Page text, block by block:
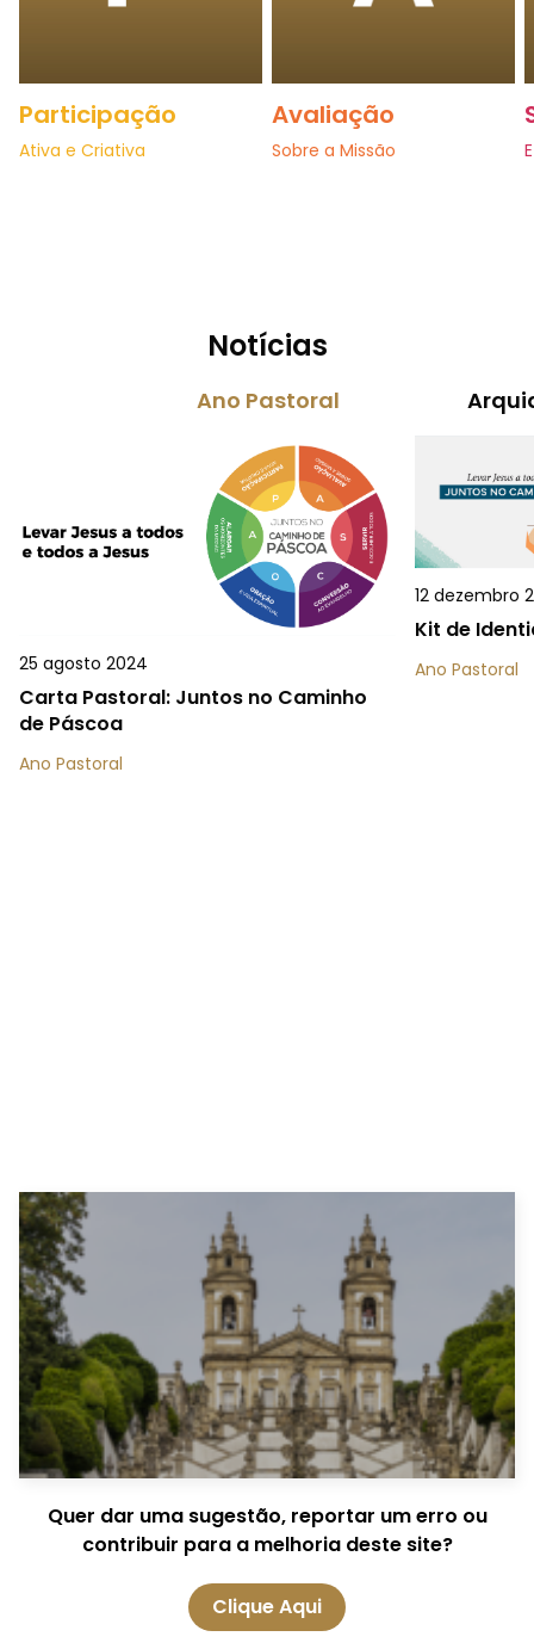
Participação
Ativa e Criativa
Avaliação
Sobre a Missão
Notícias
Ano Pastoral
25 agosto 2024
Carta Pastoral: Juntos no Caminho
de Páscoa
Ano Pastoral
12 dezembro
Kit de
Ano Pastoral
Quer dar uma sugestão, reportar um erro ou
contribuir para a melhoria deste site?
Clique Aqui